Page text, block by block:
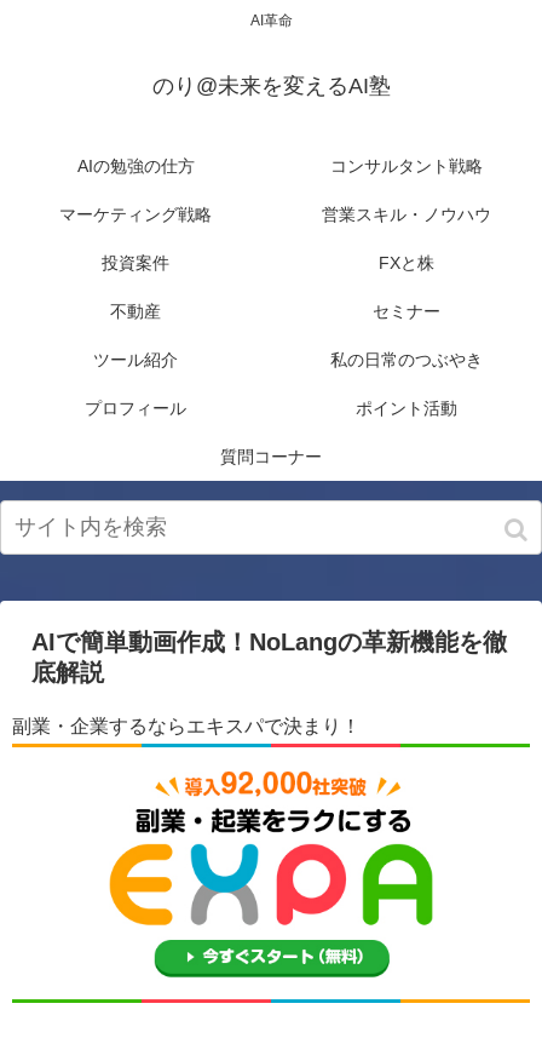
AI革命
のり@未来を変えるAI塾
AIの勉強の仕方 コンサルタント戦略
マーケティング戦略 営業スキル・ノウハウ
投資案件 FXと株
不動産 セミナー
ツール紹介 私の日常のつぶやき
プロフィール ポイント活動
質問コーナー
AIで簡単動画作成！NoLangの革新機能を徹
底解説
副業・企業するならエキスパで決まり！